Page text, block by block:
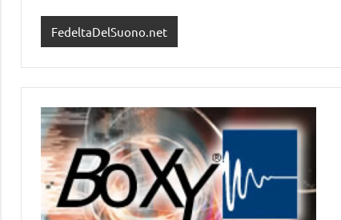
FedeltaDelSuono.net